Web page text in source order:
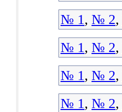
№ 1, № 2,
№ 1, № 2,
№ 1, № 2,
№ 1, № 2,